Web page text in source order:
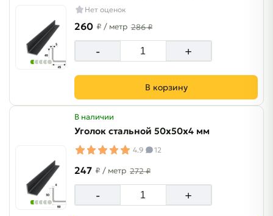
Нет оценок
260 ₽ / метр 286 ₽
- +
В корзину
В наличии
Уголок стальной 50х50х4 мм
4.9 12
247 ₽ / метр 272 ₽
- +